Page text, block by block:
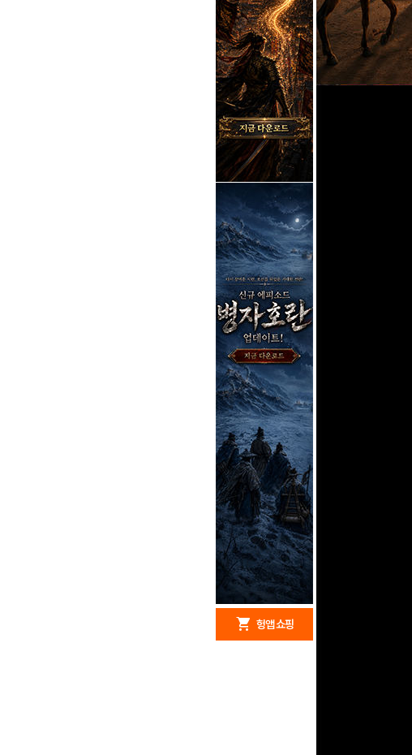
shopping_cart 헝앱 쇼핑